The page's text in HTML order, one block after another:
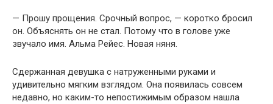
— Прошу прощения. Срочный вопрос, — коротко бросил
он. Объяснять он не стал. Потому что в голове уже
звучало имя. Альма Рейес. Новая няня.
Сдержанная девушка с натруженными руками и
удивительно мягким взглядом. Она появилась совсем
недавно, но каким-то непостижимым образом нашла